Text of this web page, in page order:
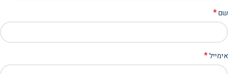
שם*
אימייל*